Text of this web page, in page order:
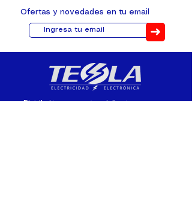
Ofertas y novedades en tu email
➜
Distribuimos, comercializamos y